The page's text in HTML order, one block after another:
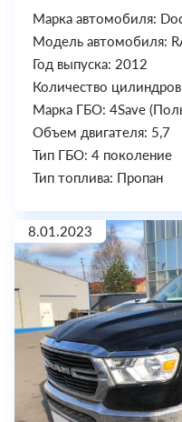
Марка автомобиля:
Модель автомобиля:
Год выпуска: 2012
Количество
Марка ГБО: 4Save
Объем двигателя: 5,7
Тип ГБО: 4 поколение
Тип топлива: Пропан
8.01.2023